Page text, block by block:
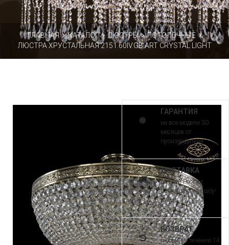
ГЛАВНАЯ КАТАЛОГ ЛЮСТРЫ
ПОТОЛОЧНЫЕ
ЛЮСТРА ХРУСТАЛЬНАЯ 2151.60IV.GB ART CRYSTAL LIGHT
ГАРАНТИЯ
на все модели 30
месяцев от
производителя
ДОСТАВКА
по всей России.
Самовывоз из шоу-
рума
ВОЗВРАТ
и обмен в течении 14